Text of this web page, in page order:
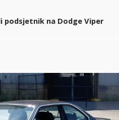
podsjetnik na Dodge Viper